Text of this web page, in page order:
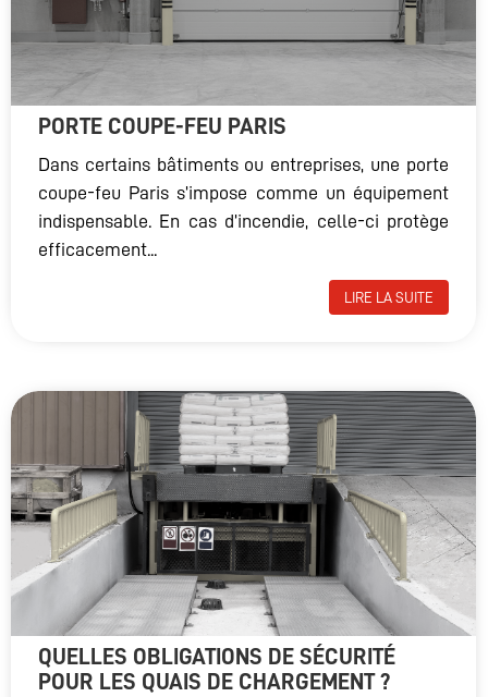
PORTE COUPE-FEU PARIS
Dans certains bâtiments ou entreprises, une porte
coupe-feu Paris s’impose comme un équipement
indispensable. En cas d’incendie, celle-ci protège
efficacement...
LIRE LA SUITE
QUELLES OBLIGATIONS DE SÉCURITÉ
POUR LES QUAIS DE CHARGEMENT ?